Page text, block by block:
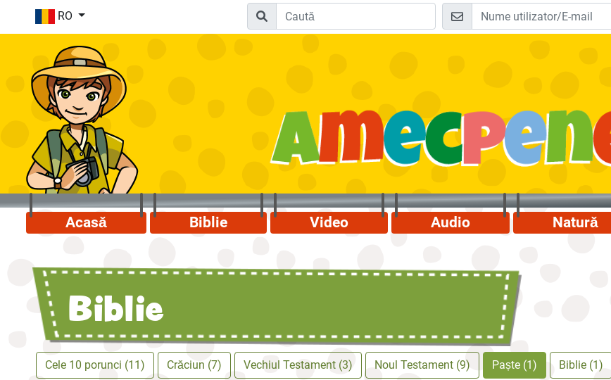
RO
Acasă Biblie Video Audio Natură
Biblie
Cele 10 porunci (11) Crăciun (7) Vechiul Testament (3) Noul Testament (9) Paște (1) Biblie (1)